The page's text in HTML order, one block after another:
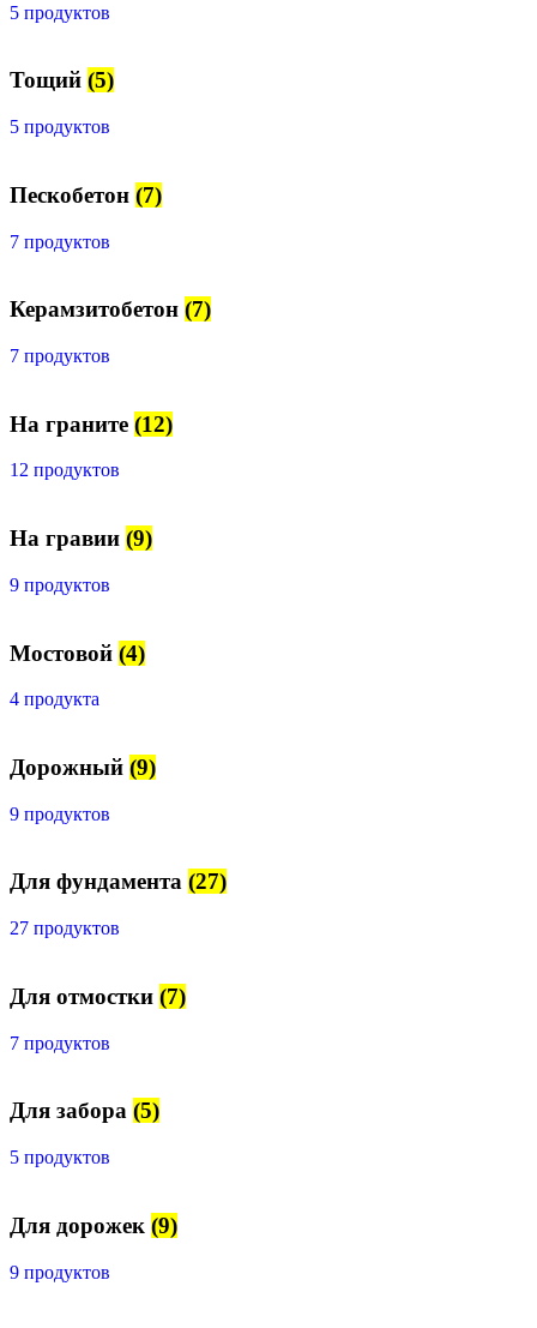
5 продуктов
Тощий (5)
5 продуктов
Пескобетон (7)
7 продуктов
Керамзитобетон (7)
7 продуктов
На граните (12)
12 продуктов
На гравии (9)
9 продуктов
Мостовой (4)
4 продукта
Дорожный (9)
9 продуктов
Для фундамента (27)
27 продуктов
Для отмостки (7)
7 продуктов
Для забора (5)
5 продуктов
Для дорожек (9)
9 продуктов